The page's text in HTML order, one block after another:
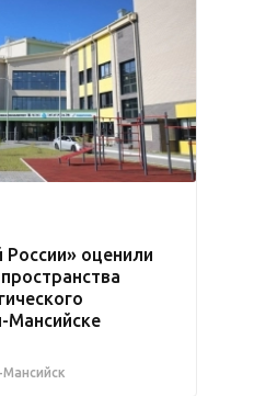
оценили
Мансийске